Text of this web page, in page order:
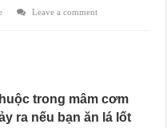
Leave a comment
trong mâm cơm
ra nếu bạn ăn lá lốt